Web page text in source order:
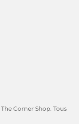
Corner Shop. Tous